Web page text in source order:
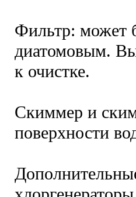
Фильтр: может
диатомовым.
к очистке.
Скиммер и
поверхности